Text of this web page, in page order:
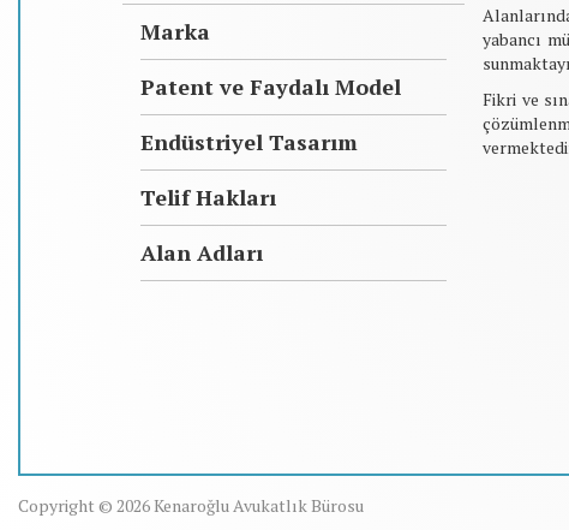
Marka
Patent ve Faydalı Model
Endüstriyel Tasarım
Telif Hakları
Alan Adları
yabancı
Fikri ve
Copyright © 2026 Kenaroğlu Avukatlık Bürosu